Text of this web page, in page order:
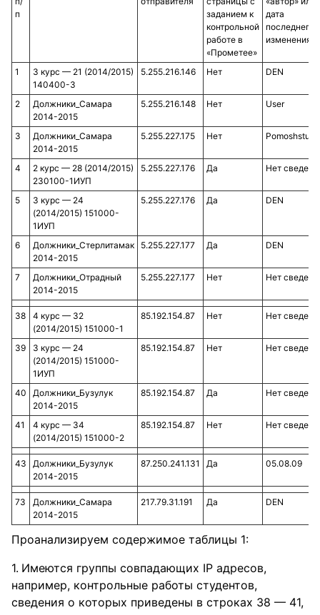
п
заданием к
контрольной
работе в
«Прометее»
дата
последнего
изменения
1
3 курс — 21 (2014/2015)
140400-3
5.255.216.146 Нет DEN
2
Должники_Самара
2014-2015
5.255.216.148 Нет User
3
Должники_Самара
2014-2015
5.255.227.175 Нет
4
2 курс — 28 (2014/2015)
230100-1ИУП
5.255.227.176 Да Нет
5
3 курс — 24
(2014/2015) 151000-
1ИУП
5.255.227.176 Да DEN
6
Должники_Стерлитамак
2014-2015
5.255.227.177 Да DEN
7
Должники_Отрадный
2014-2015
5.255.227.177 Нет Нет
38
4 курс — 32
(2014/2015) 151000-1
85.192.154.87 Нет Нет
39
3 курс — 24
(2014/2015) 151000-
1ИУП
85.192.154.87 Нет Нет
40
Должники_Бузулук
2014-2015
85.192.154.87 Да Нет
41
4 курс — 34
(2014/2015) 151000-2
85.192.154.87 Нет Нет
43
Должники_Бузулук
2014-2015
87.250.241.131 Да 05.08.09
73
Должники_Самара
2014-2015
217.79.31.191 Да DEN
Проанализируем содержимое таблицы 1:
Имеются группы совпадающих IP адресов,
например, контрольные работы студентов,
сведения о которых приведены в строках 38 — 41,